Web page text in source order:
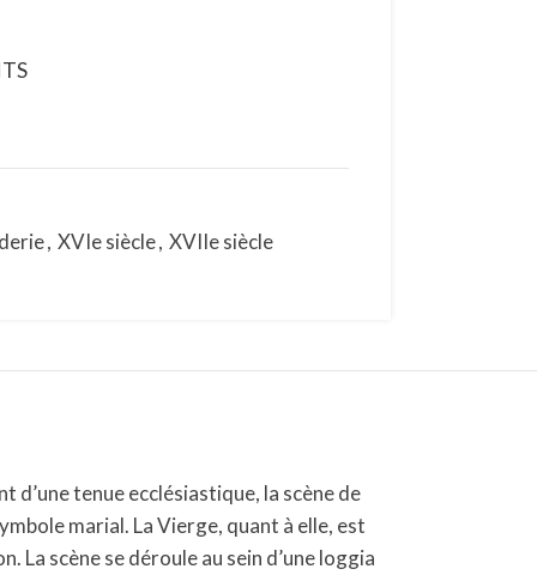
, XVIe siècle, XVIIe siècle
tenue ecclésiastique, la scène de
marial. La Vierge, quant à elle, est
La scène se déroule au sein d’une loggia